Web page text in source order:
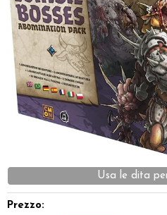
Editoria
Giochi di Carte Collezionabili
Miniature
Dadi
Giocattoli e Gadget
Prezzo: